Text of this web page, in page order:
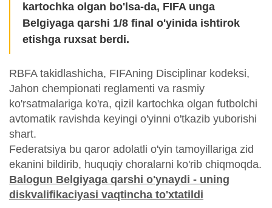
kartochka olgan bo'lsa-da, FIFA unga
Belgiyaga qarshi 1/8 final o'yinida ishtirok
etishga ruxsat berdi.
RBFA takidlashicha, FIFAning Disciplinar kodeksi,
Jahon chempionati reglamenti va rasmiy
ko'rsatmalariga ko'ra, qizil kartochka olgan futbolchi
avtomatik ravishda keyingi o'yinni o'tkazib yuborishi
shart.
Federatsiya bu qaror adolatli o'yin tamoyillariga zid
ekanini bildirib, huquqiy choralarni ko'rib chiqmoqda.
Balogun Belgiyaga qarshi o'ynaydi - uning
diskvalifikaciyasi vaqtincha to'xtatildi